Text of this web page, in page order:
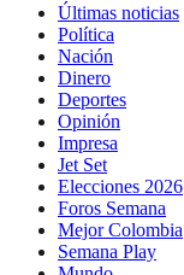
Últimas noticias
Política
Nación
Dinero
Deportes
Opinión
Impresa
Jet Set
Elecciones 2026
Foros Semana
Mejor Colombia
Semana Play